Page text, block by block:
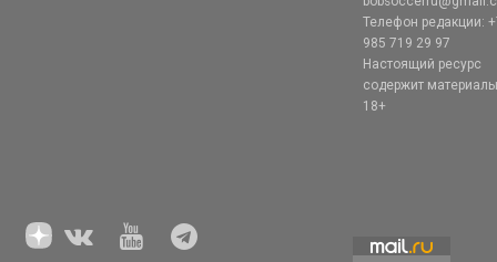
Телефон редакции:
985 719 29 97
Настоящий ресурс
содержит
18+